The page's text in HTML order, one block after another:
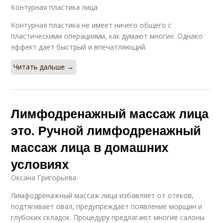
Контурная пластика лица
Контурная пластика не имеет ничего общего с
пластическими операциями, как думают многие. Однако
эффект дает быстрый и впечатляющий.
Читать дальше →
Лимфодренажный массаж лица
это. Ручной лимфодренажный
массаж лица в домашних
условиях
Оксана Григорьева
Лимфодренажный массаж лица избавляет от отеков,
подтягивает овал, предупреждает появление морщин и
глубоких складок. Процедуру предлагают многие салоны